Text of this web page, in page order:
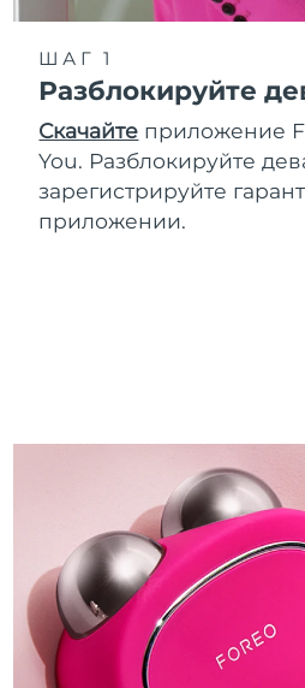
ШАГ 1
Разблокируйте
Скачайте приложение
You. Разблокируйте
зарегистрируйте
приложении.